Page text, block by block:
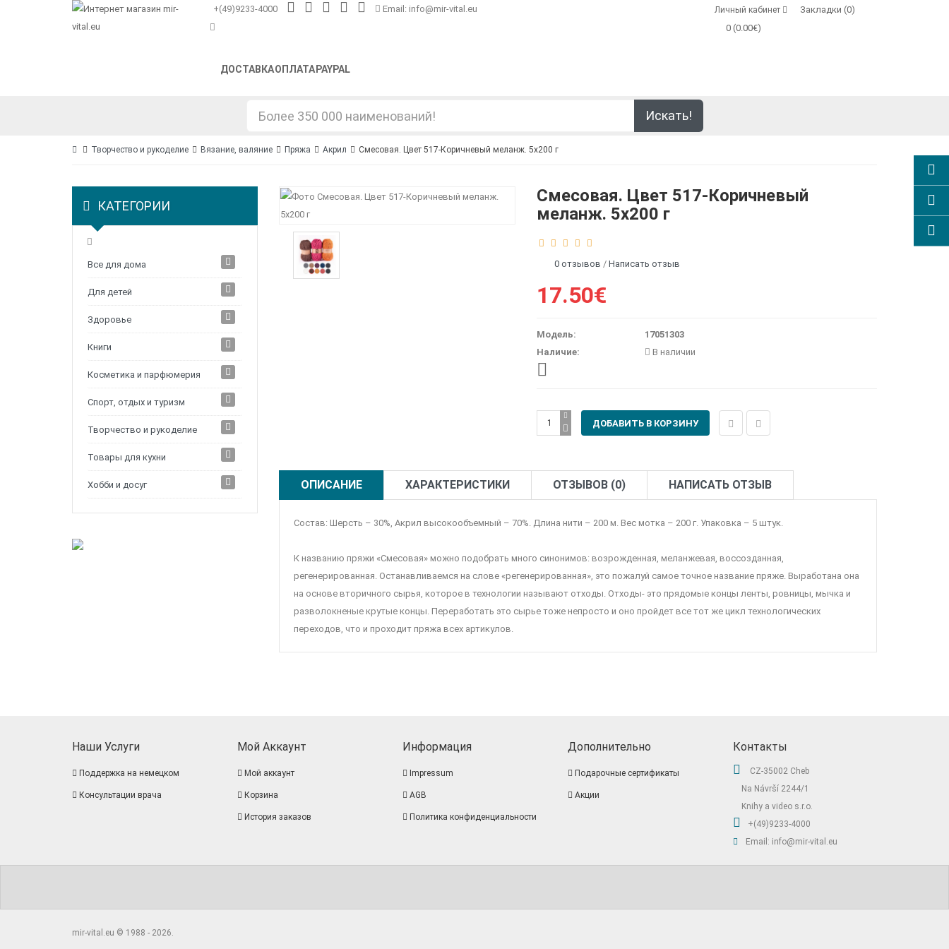
+(49)9233-4000 Email: info@mir-vital.eu Личный кабинет Закладки (0)
ДОСТАВКАОПЛАТА PAYPAL
0 (0.00€)
Искать!
Творчество и рукоделие Вязание, валяние Пряжа Акрил Смесовая. Цвет 517-Коричневый меланж. 5x200 г
КАТЕГОРИИ
Все для дома
Для детей
Здоровье
Книги
Косметика и парфюмерия
Спорт, отдых и туризм
Творчество и рукоделие
Товары для кухни
Хобби и досуг
Смесовая. Цвет 517-Коричневый
меланж. 5x200 г
0 отзывов /Написать отзыв
17.50€
Модель:
17051303
Наличие:
В наличии
ОПИСАНИЕ ХАРАКТЕРИСТИКИ ОТЗЫВОВ (0) НАПИСАТЬ ОТЗЫВ
Состав: Шерсть – 30%, Акрил высокообъемный – 70%. Длина нити – 200 м. Вес мотка – 200 г. Упаковка – 5 штук.
К названию пряжи «Смесовая» можно подобрать много синонимов: возрожденная, меланжевая, воссозданная,
регенерированная. Останавливаемся на слове «регенерированная», это пожалуй самое точное название пряже. Выработана она
на основе вторичного сырья, которое в технологии называют отходы. Отходы- это прядомые концы ленты, ровницы, мычка и
разволокненые крутые концы. Переработать это сырье тоже непросто и оно пройдет все тот же цикл технологических
переходов, что и проходит пряжа всех артикулов.
Наши Услуги
Поддержка на немецком
Консультации врача
Мой Аккаунт
Мой аккаунт
Корзина
История заказов
Информация
Impressum
AGB
Политика конфиденциальности
Дополнительно
Подарочные сертификаты
Акции
Контакты
CZ-35002 Cheb
Na Návrší 2244/1
Knihy a video s.r.o.
+(49)9233-4000
Email: info@mir-vital.eu
mir-vital.eu © 1988 - 2026.